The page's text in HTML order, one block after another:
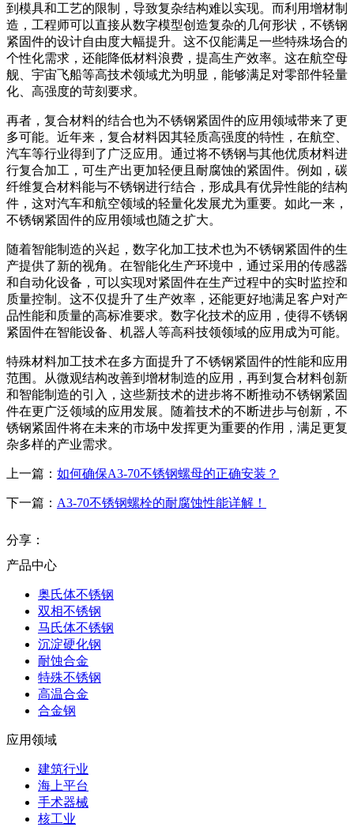
到模具和工艺的限制，导致复杂结构难以实现。而利用增材制
造，工程师可以直接从数字模型创造复杂的几何形状，不锈钢
紧固件的设计自由度大幅提升。这不仅能满足一些特殊场合的
个性化需求，还能降低材料浪费，提高生产效率。这在航空母
舰、宇宙飞船等高技术领域尤为明显，能够满足对零部件轻量
化、高强度的苛刻要求。
再者，复合材料的结合也为不锈钢紧固件的应用领域带来了更
多可能。近年来，复合材料因其轻质高强度的特性，在航空、
汽车等行业得到了广泛应用。通过将不锈钢与其他优质材料进
行复合加工，可生产出更加轻便且耐腐蚀的紧固件。例如，碳
纤维复合材料能与不锈钢进行结合，形成具有优异性能的结构
件，这对汽车和航空领域的轻量化发展尤为重要。如此一来，
不锈钢紧固件的应用领域也随之扩大。
随着智能制造的兴起，数字化加工技术也为不锈钢紧固件的生
产提供了新的视角。在智能化生产环境中，通过采用的传感器
和自动化设备，可以实现对紧固件在生产过程中的实时监控和
质量控制。这不仅提升了生产效率，还能更好地满足客户对产
品性能和质量的高标准要求。数字化技术的应用，使得不锈钢
紧固件在智能设备、机器人等高科技领领域的应用成为可能。
特殊材料加工技术在多方面提升了不锈钢紧固件的性能和应用
范围。从微观结构改善到增材制造的应用，再到复合材料创新
和智能制造的引入，这些新技术的进步将不断推动不锈钢紧固
件在更广泛领域的应用发展。随着技术的不断进步与创新，不
锈钢紧固件将在未来的市场中发挥更为重要的作用，满足更复
杂多样的产业需求。
上一篇： 如何确保A3-70不锈钢螺母的正确安装？
下一篇： A3-70不锈钢螺栓的耐腐蚀性能详解！
分享：
产品中心
奥氏体不锈钢
双相不锈钢
马氏体不锈钢
沉淀硬化钢
耐蚀合金
特殊不锈钢
高温合金
合金钢
应用领域
建筑行业
海上平台
手术器械
核工业